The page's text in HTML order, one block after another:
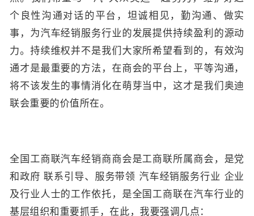
个良性沟通对话的平台，坦诚相见，勤沟通、做实
事，为汽车经销服务行业的发展提供持续盈利的源动
力。持续维权并不是我们大家所希望看到的，有效沟
通才是最重要的方法，在商会的平台上，平等沟通，
将不该发生的事情消化在萌芽当中，这才是我们奥迪
联会重要的价值所在。
全国工商联汽车经销商商会是工商联所属商会，是党
和政府 联系引导、服务带领 汽车经销服务行业 企业
及行业人士的工作依托，是全国工商联在汽车行业的
基层组织和重要抓手，在此，我要强调几点：